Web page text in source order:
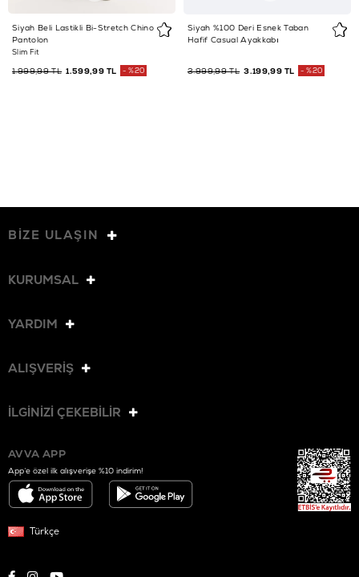
Siyah Beli Lastikli Bi-Stretch Chino
Pantolon
Slim Fit
1.599,99 TL
1.999,99 TL %20
Siyah %100 Deri Esnek Taban
Hafif Casual Ayakkabı
3.199,99 TL
3.999,99 TL %20
BİZE ULAŞIN
KURUMSAL
YARDIM
ALIŞVERİŞ
İLGİNİZİ ÇEKEBİLİR
AVVA APP
App’e özel ilk alışverişe %10 indirim!
Türkçe